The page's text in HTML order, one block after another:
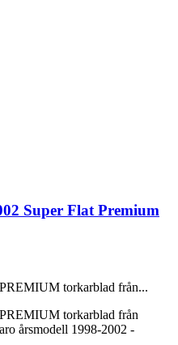
Super Flat Premium
torkarblad från...
torkarblad från
årsmodell 1998-2002 -